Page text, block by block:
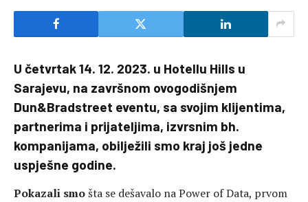
U četvrtak 14. 12. 2023. u Hotellu Hills u
Sarajevu, na završnom ovogodišnjem
Dun&Bradstreet eventu, sa svojim klijentima,
partnerima i prijateljima, izvrsnim bh.
kompanijama, obilježili smo kraj još jedne
uspješne godine.
Pokazali smošta se dešavalo na Power of Data, prvom